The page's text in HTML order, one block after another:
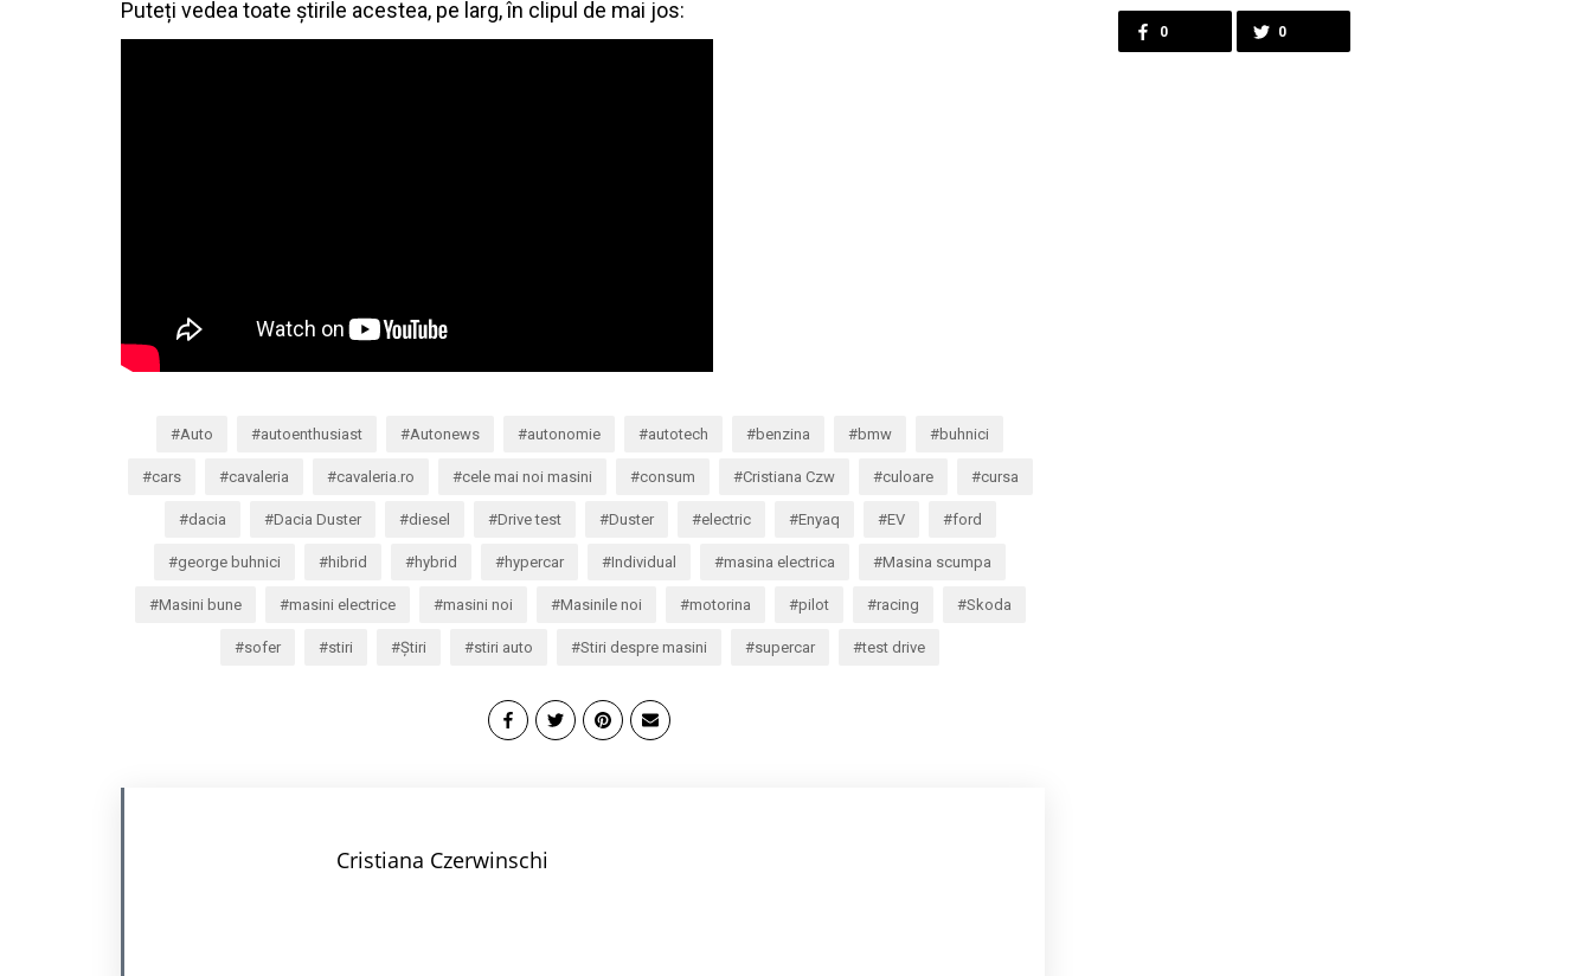
Puteți vedea toate știrile acestea, pe larg, în clipul de mai jos:
Auto autoenthusiast Autonews autonomie autotech benzina bmw buhnici
cars cavaleria cavaleria.ro cele mai noi masini consum Cristiana Czw culoare cursa
dacia Dacia Duster diesel Drive test Duster electric Enyaq EV ford
george buhnici hibrid hybrid hypercar Individual masina electrica Masina scumpa
Masini bune masini electrice masini noi Masinile noi motorina pilot racing Skoda
sofer stiri Știri stiri auto Stiri despre masini supercar test drive
Cristiana Czerwinschi
0 0